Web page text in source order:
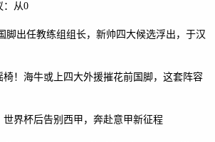
：从0
脚出任教练组组长，新帅四大候选浮出，于汉
椅！海牛或上四大外援摧花前国脚，这套阵容
世界杯后告别西甲，奔赴意甲新征程